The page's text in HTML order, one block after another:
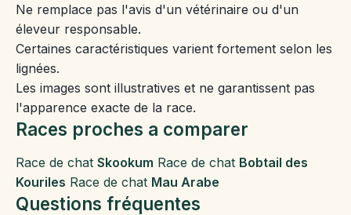
Ne remplace pas l'avis d'un vétérinaire ou d'un
éleveur responsable.
Certaines caractéristiques varient fortement selon les
lignées.
Les images sont illustratives et ne garantissent pas
l'apparence exacte de la race.
Races proches a comparer
Race de chat Skookum Race de chat Bobtail des
Kouriles Race de chat Mau Arabe
Questions fréquentes